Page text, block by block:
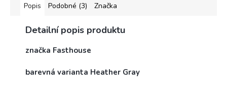
Popis Podobné (3) Značka
Detailní popis produktu
značka Fasthouse
barevná varianta Heather Gray